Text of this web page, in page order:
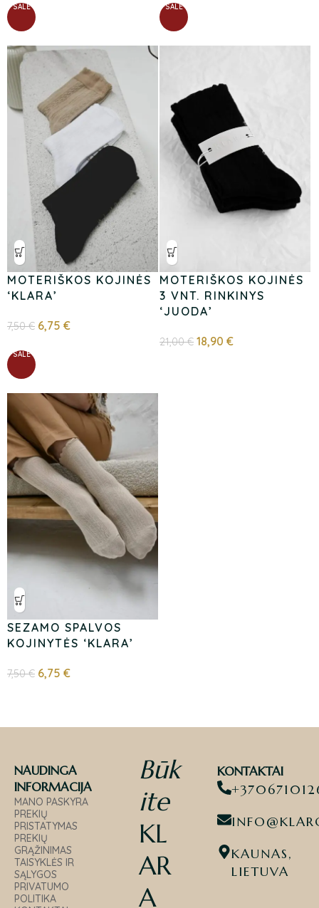
SALE
MOTERIŠKOS KOJINĖS
‘KLARA’
7,50€ 6,75 €
SALE
MOTERIŠKOS KOJINĖS
3 VNT. RINKINYS
‘JUODA’
21,00€ 18,90€
SALE
SEZAMO SPALVOS
KOJINYTĖS ‘KLARA’
7,50€ 6,75 €
NAUDINGA
INFORMACIJA
MANO PASKYRA
PREKIŲ
PRISTATYMAS
PREKIŲ
GRĄŽINIMAS
TAISYKLĖS IR
SĄLYGOS
PRIVATUMO
POLITIKA
Būk
ite
KL
AR
A
KONTAKTAI
KAUNAS,
LIETUVA